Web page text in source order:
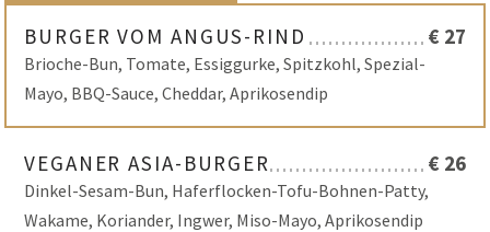
BURGER VOM ANGUS-RIND
Brioche-Bun, Tomate, Essiggurke, Spitzkohl, Spezial-
Mayo, BBQ-Sauce, Cheddar, Aprikosendip
€ 27
VEGANER ASIA-BURGER
Dinkel-Sesam-Bun, Haferflocken-Tofu-Bohnen-Patty,
Wakame, Koriander, Ingwer, Miso-Mayo, Aprikosendip
€ 26